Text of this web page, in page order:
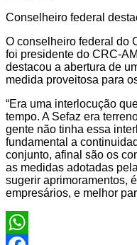
Conselheiro federal
O conselheiro federal do
foi presidente do CRC-
destacou a abertura de
medida proveitosa para
“Era uma interlocução
tempo. A Sefaz era
gente não tinha essa
fundamental a
conjunto, afinal são os
as medidas adotadas
sugerir aprimoramentos,
empresários, e melhor